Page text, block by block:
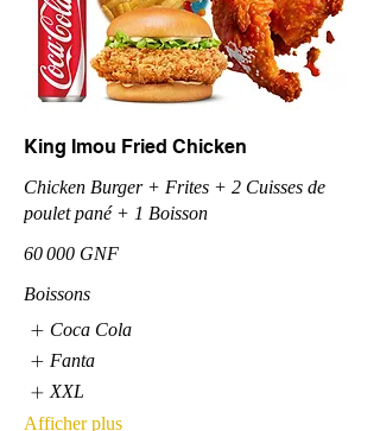
King Imou Fried Chicken
Chicken Burger + Frites + 2 Cuisses de
poulet pané + 1 Boisson
60 000 GNF
Boissons
Coca Cola
Fanta
XXL
Afficher plus